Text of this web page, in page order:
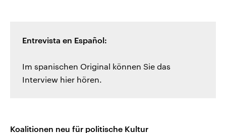
Entrevista en Español:
Im spanischen Original können Sie das
Interview hier hören.
Koalitionen neu für politische Kultur